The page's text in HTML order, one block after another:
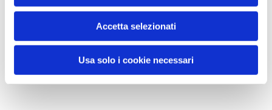
Accetta selezionati
Usa solo i cookie necessari